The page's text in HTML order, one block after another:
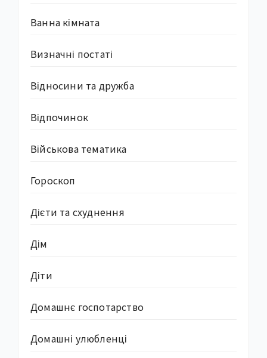
Ванна кімната
Визначні постаті
Відносини та дружба
Відпочинок
Військова тематика
Гороскоп
Дієти та схуднення
Дім
Діти
Домашнє госпотарство
Домашні улюбленці